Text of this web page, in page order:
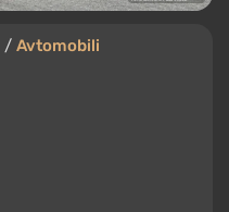
/ Avtomobili